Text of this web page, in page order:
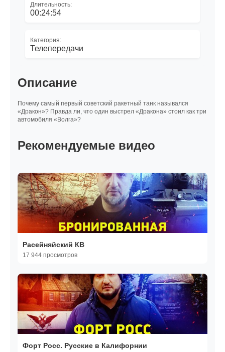
Длительность:
00:24:54
Категория:
Телепередачи
Описание
Почему самый первый советский ракетный танк назывался
«Дракон»? Правда ли, что один выстрел «Дракона» стоил как три
автомобиля «Волга»?
Рекомендуемые видео
Расейняйский КВ
17 944 просмотров
Форт Росс. Русские в Калифорнии